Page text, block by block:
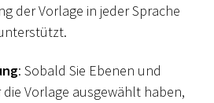
der Vorlage in jeder Sprache
: Sobald Sie Ebenen und
Vorlage ausgewählt haben,